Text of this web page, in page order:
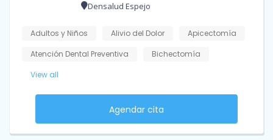
Densalud Espejo
Adultos y Niños Alivio del Dolor
Apicectomía
Atención Dental Preventiva
Bichectomía
View all
Agendar cita